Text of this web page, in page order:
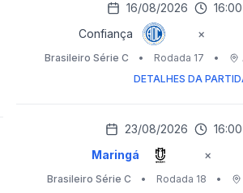
16/08/2026 16:00
Confiança ×
Brasileiro Série C • Rodada 17 •
DETALHES DA
23/08/2026 16:00
Maringá ×
Brasileiro Série C • Rodada 18 •